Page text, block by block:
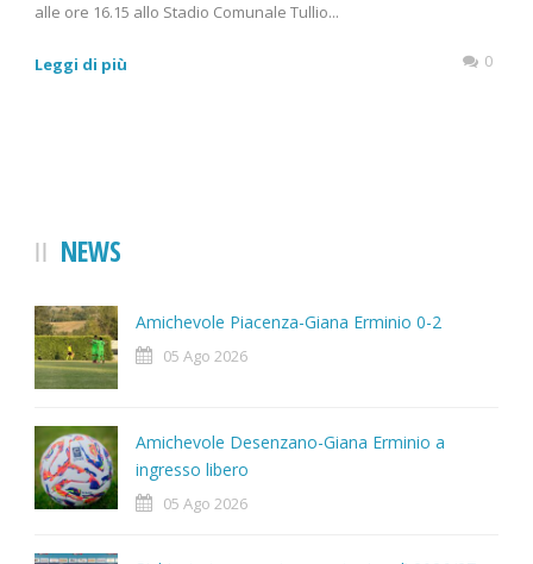
alle ore 16.15 allo Stadio Comunale Tullio...
Leggi di più 0
NEWS
Amichevole Piacenza-Giana Erminio 0-2
05 Ago 2026
Amichevole Desenzano-Giana Erminio a
ingresso libero
05 Ago 2026